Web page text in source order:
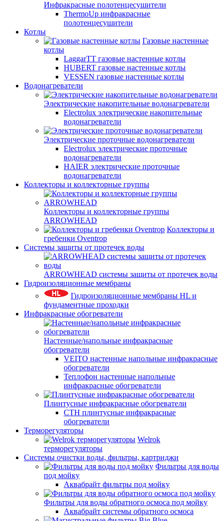
Инфракрасные полотенцесушители
ThermoUp инфракрасные
полотенцесушители
Котлы
Газовые настенные
котлы
LaggarTT газовые настенные котлы
HUBERT газовые настенные котлы
VESSEN газовые настенные котлы
Водонагреватели
Электрические накопительные водонагреватели
Electrolux электрические накопительные
водонагреватели
Электрические проточные водонагреватели
Electrolux электрические проточные
водонагреватели
HAIER электрические проточные
водонагреватели
Коллекторы и коллекторные группы
Коллекторы и коллекторные группы
ARROWHEAD
Коллекторы и
гребенки Oventrop
Системы защиты от протечек воды
ARROWHEAD системы защиты от протечек воды
Гидроизоляционные мембраны
Гидроизоляционные мембраны HL и
фундаментные проходки
Инфракрасные обогреватели
Настенные/напольные инфракрасные
обогреватели
VEITO настенные напольные инфракрасные
обогреватели
Теплофон настенные напольные
инфракрасные обогреватели
Плинтусные инфракрасные обогреватели
СТН плинтусные инфракрасные
обогреватели
Терморегуляторы
Welrok
терморегуляторы
Системы очистки воды, фильтры, картриджи
Фильтры для воды
под мойку
Аквабрайт фильтры под мойку
Фильтры для воды обратного осмоса под мойку
Аквабрайт системы обратного осмоса